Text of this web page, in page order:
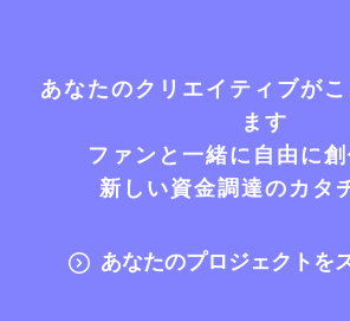
あなたのクリエイティブが
ます
ファンと一緒に自由に
新しい資金調達のカタ
あなたのプロジェクトを